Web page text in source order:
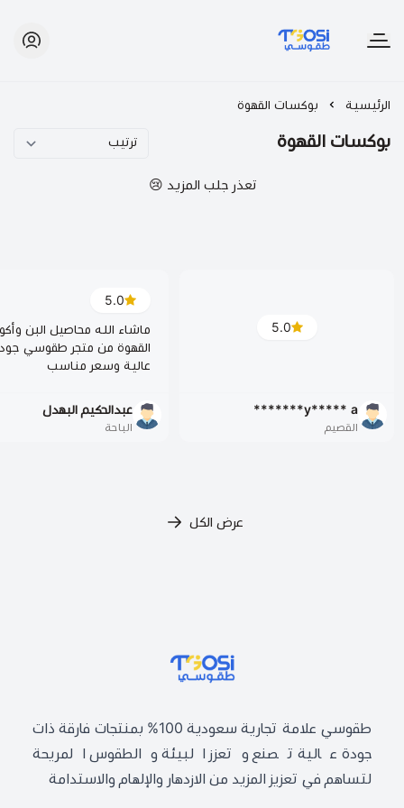
طقوسي | TGOSI
الرئيسية بوكسات القهوة
بوكسات القهوة
تعذر جلب المزيد 😢
5.0
y***** a*******
القصيم
5.0
ماشاء الله محاصيل البن
القهوة من متجر طقوسي
عالية وسعر مناسب
عبدالحكيم البهدل
الباحة
عرض الكل
طقوسي | TGOSIطقوسي علامة تجارية سعودية 100% بمنتجات فارقة ذات
جودة عالية تصنع وتعزز البيئة والطقوس المريحة
لتساهم في تعزيز المزيد من الازدهار والإلهام والاستدامة